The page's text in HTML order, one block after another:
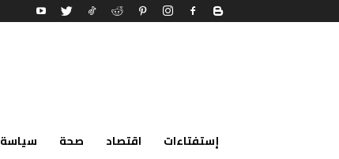
سياسة صحة اقتصاد إستفتاءات